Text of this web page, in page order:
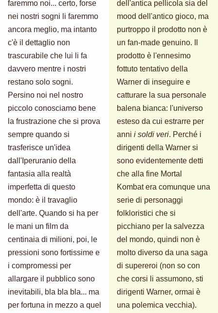
faremmo noi... certo, forse
nei nostri sogni li faremmo
ancora meglio, ma intanto
c'è il dettaglio non
trascurabile che lui li fa
davvero mentre i nostri
restano solo sogni.
Persino noi nel nostro
piccolo conosciamo bene
la frustrazione che si prova
sempre quando si
trasferisce un'idea
dall'Iperuranio della
fantasia alla realtà
imperfetta di questo
mondo: è il travaglio
dell'arte. Quando si ha per
le mani un film da
centinaia di milioni, poi, le
pressioni sono fortissime e
i compromessi per
allargare il pubblico sono
inevitabili, bla bla bla... ma
per fortuna in mezzo a quel
dell'antica pellicola sia del
mood dell'antico gioco, ma
purtroppo il prodotto non è
un fan-made genuino. Il
prodotto è l'ennesimo
fottuto tentativo della
Warner di inseguire e
catturare la sua personale
balena bianca: l'universo
esteso da cui estrarre per
anni i soldi veri. Perché i
dirigenti della Warner si
sono evidentemente detti
che alla fine Mortal
Kombat era comunque una
serie di personaggi
folkloristici che si
picchiano per la salvezza
del mondo, quindi non è
molto diverso da una saga
di supereroi (non so con
che corsi li assumono, sti
dirigenti Warner, ormai è
una polemica vecchia).